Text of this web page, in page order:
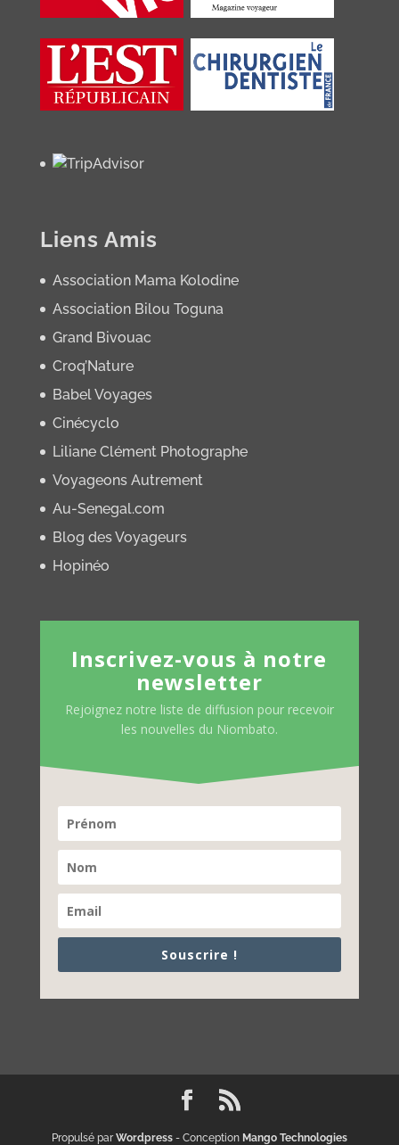
Liens Amis
Association Mama Kolodine
Association Bilou Toguna
Grand Bivouac
Croq’Nature
Babel Voyages
Cinécyclo
Liliane Clément Photographe
Voyageons Autrement
Au-Senegal.com
Blog des Voyageurs
Hopinéo
Inscrivez-vous à notre
newsletter
Rejoignez notre liste de diffusion pour recevoir
les nouvelles du Niombato.
Souscrire !
Propulsé parWordpress- Conception Mango Technologies